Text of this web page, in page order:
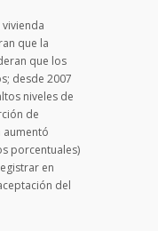
que la
que los
desde 2007
niveles de
de
aumentó
porcentuales)
en
del